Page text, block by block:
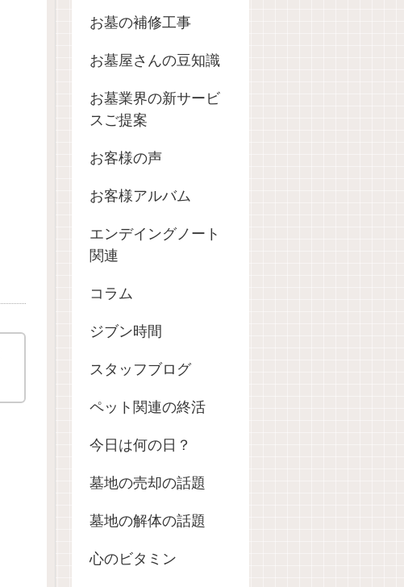
お墓の補修工事
お墓屋さんの豆知識
お墓業界の新サービ
スご提案
お客様の声
お客様アルバム
エンデイングノート
関連
コラム
ジブン時間
スタッフブログ
ペット関連の終活
今日は何の日？
墓地の売却の話題
墓地の解体の話題
心のビタミン